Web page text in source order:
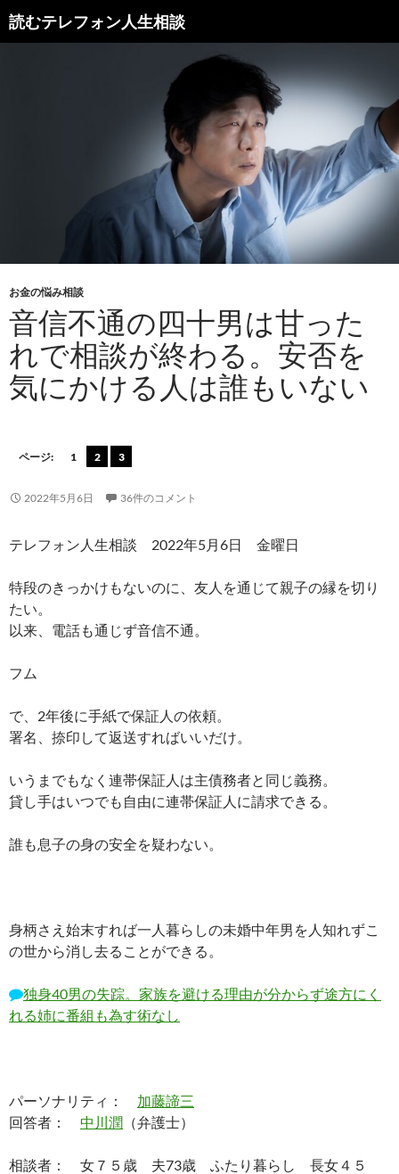
読むテレフォン人生相談
お金の悩み相談
音信不通の四十男は甘った
れで相談が終わる。安否を
気にかける人は誰もいない
ページ: 1 2 3
2022年5月6日 36件のコメント
テレフォン人生相談 2022年5月6日 金曜日
特段のきっかけもないのに、友人を通じて親子の縁を切り
たい。
以来、電話も通じず音信不通。
フム
で、2年後に手紙で保証人の依頼。
署名、捺印して返送すればいいだけ。
いうまでもなく連帯保証人は主債務者と同じ義務。
貸し手はいつでも自由に連帯保証人に請求できる。
誰も息子の身の安全を疑わない。
身柄さえ始末すれば一人暮らしの未婚中年男を人知れずこ
の世から消し去ることができる。
独身40男の失踪。家族を避ける理由が分からず途方にく
れる姉に番組も為す術なし
パーソナリティ： 加藤諦三
回答者： 中川潤 （弁護士）
相談者： 女７５歳 夫73歳 ふたり暮らし 長女４５